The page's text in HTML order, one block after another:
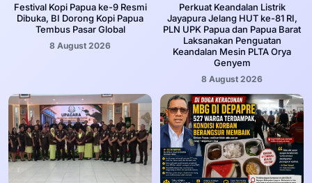
Festival Kopi Papua ke-9 Resmi
Dibuka, BI Dorong Kopi Papua
Tembus Pasar Global
8 August 2026
Perkuat Keandalan Listrik
Jayapura Jelang HUT ke-81 RI,
PLN UPK Papua dan Papua Barat
Laksanakan Penguatan
Keandalan Mesin PLTA Orya
Genyem
8 August 2026